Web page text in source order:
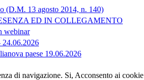
(D.M. 13 agosto 2014, n. 140)
ED IN COLLEGAMENTO
webinar
paese 19.06.2026
di navigazione. Si, Acconsento ai cookie